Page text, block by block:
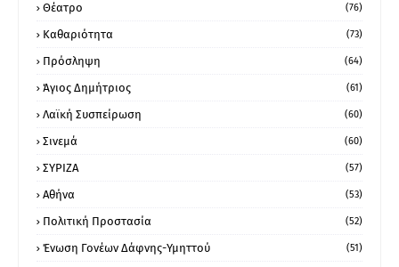
Θέατρο (76)
Καθαριότητα (73)
Πρόσληψη (64)
Άγιος Δημήτριος (61)
Λαϊκή Συσπείρωση (60)
Σινεμά (60)
ΣΥΡΙΖΑ (57)
Αθήνα (53)
Πολιτική Προστασία (52)
Ένωση Γονέων Δάφνης-Υμηττού (51)